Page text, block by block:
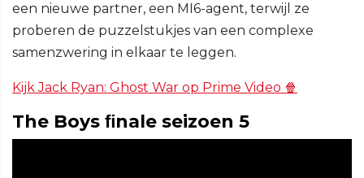
een nieuwe partner, een MI6-agent, terwijl ze
proberen de puzzelstukjes van een complexe
samenzwering in elkaar te leggen.
Kijk Jack Ryan: Ghost War op Prime Video 🍿
The Boys ﬁnale seizoen 5